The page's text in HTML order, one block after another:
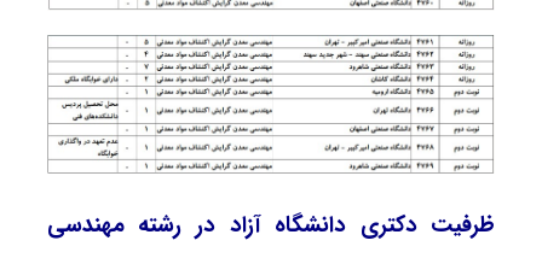
ظرفیت دکتری دانشگاه آزاد در رشته ﻣﻬﻨﺪسی